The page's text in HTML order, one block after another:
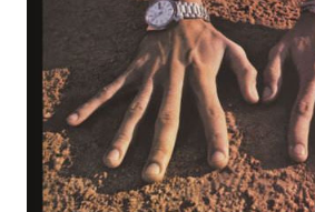
04. No canto do salão 05. Pra que mais
coração 07. Fruta madura 08. Outro
ajuntar os troços 10. Forró gostoso 11.
Recado do velho 13. Dá licença pra mais
MP3 - 320 Kbps - REMASTERIZADO
- MEG...